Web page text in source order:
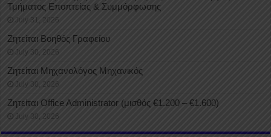
Τμήματος Εποπτείας & Συμμόρφωσης
July 31, 2026
Ζητείται Βοηθός Γραφείου
July 30, 2026
Ζητείται Μηχανολόγος Μηχανικός
July 30, 2026
Ζητείται Office Administrator (μισθός €1.200 – €1.600)
July 30, 2026